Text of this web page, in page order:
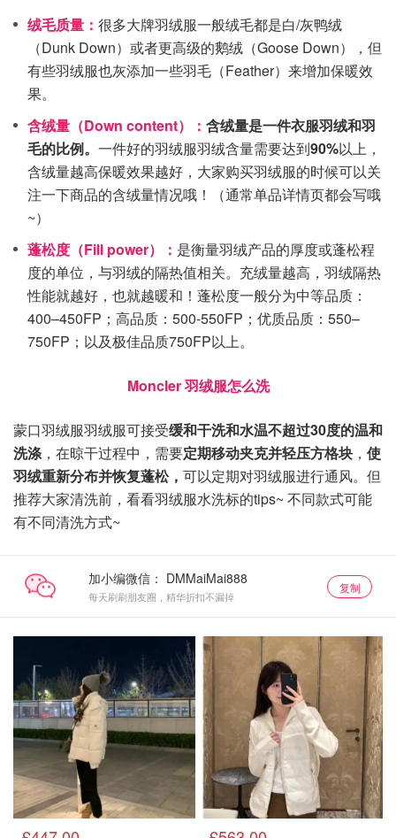
绒毛质量： 很多大牌羽绒服一般绒毛都是白/灰鸭绒
（Dunk Down）或者更高级的鹅绒（Goose Down），但
有些羽绒服也灰添加一些羽毛（Feather）来增加保暖效
果。
含绒量（Down content）： 含绒量是一件衣服羽绒和羽
毛的比例。 一件好的羽绒服羽绒含量需要达到90%以上，
含绒量越高保暖效果越好，大家购买羽绒服的时候可以关
注一下商品的含绒量情况哦！（通常单品详情页都会写哦
~）
蓬松度（Fill power）： 是衡量羽绒产品的厚度或蓬松程
度的单位，与羽绒的隔热值相关。充绒量越高，羽绒隔热
性能就越好，也就越暖和！蓬松度一般分为中等品质：
400–450FP；高品质：500-550FP；优质品质：550–
750FP；以及极佳品质750FP以上。
Moncler 羽绒服怎么洗
蒙口羽绒服羽绒服可接受缓和干洗和水温不超过30度的温和
洗涤 ，在晾干过程中，需要定期移动夹克并轻压方格块 ， 使
羽绒重新分布并恢复蓬松， 可以定期对羽绒服进行通风。但
推荐大家清洗前，看看羽绒服水洗标的tips~ 不同款式可能
有不同清洗方式~
加小编微信：
每天刷刷朋友圈，精华折扣不漏掉
复制